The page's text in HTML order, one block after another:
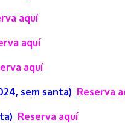
aquí
aquí
aquí
sem santa) Reserva
Reserva aquí